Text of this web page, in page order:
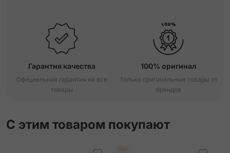
Гарантия качества
Официальная гарантия на все
товары
100% оригинал
Только оригинальные товары от
брендов
С этим товаром покупают
Хит